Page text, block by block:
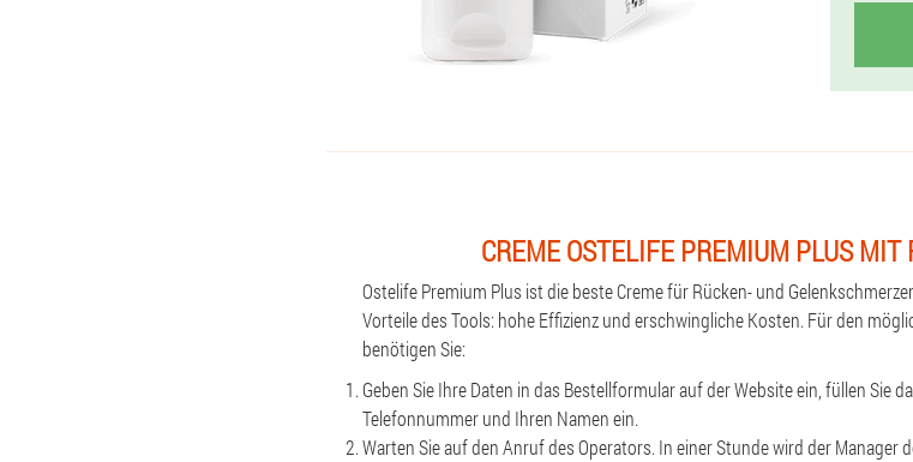
CREME OSTELIFE PREMIUM PLUS
Ostelife Premium Plus ist die beste Creme für Rücken- und
Vorteile des Tools: hohe Effizienz und erschwingliche Kosten. Für den
benötigen Sie:
Geben Sie Ihre Daten in das Bestellformular auf der Website ein, füllen Sie
Telefonnummer und Ihren Namen ein.
Warten Sie auf den Anruf des Operators. In einer Stunde wird der Manager